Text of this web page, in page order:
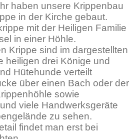
haben unsere Krippenbau
in der Kirche gebaut.
mit der Heiligen Familie
in einer Höhle.
Krippe sind im dargestellten
heiligen drei Könige und
Hütehunde verteilt
über einen Bach oder der
sowie
viele Handwerksgeräte
zu sehen.
findet man erst bei